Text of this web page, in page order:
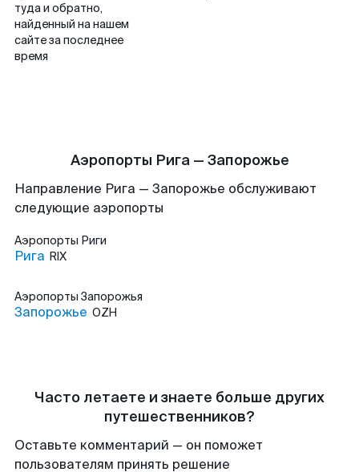
туда и обратно,
найденный на нашем
сайте за последнее
время
Аэропорты Рига — Запорожье
Направление Рига — Запорожье обслуживают
следующие аэропорты
Аэропорты Риги
Рига RIX
Аэропорты Запорожья
Запорожье OZH
Часто летаете и знаете больше других
путешественников?
Оставьте комментарий — он поможет
пользователям принять решение